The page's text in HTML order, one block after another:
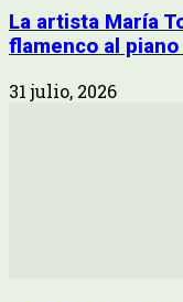
La artista María
flamenco al piano
31 julio, 2026